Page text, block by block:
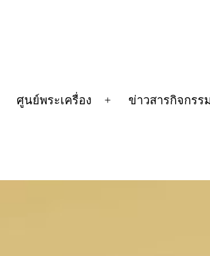
Open
ศูนย์พระเครื่อง
Open
ข่าวสารกิจกรร